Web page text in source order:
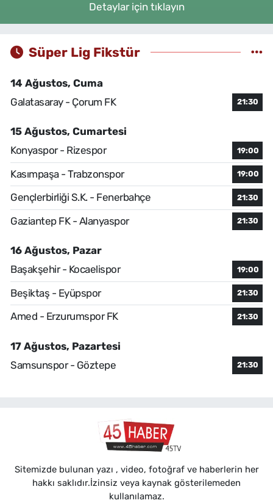
Detaylar için tıklayın
Süper Lig Fikstür
14 Ağustos, Cuma
Galatasaray - Çorum FK
21:30
15 Ağustos, Cumartesi
Konyaspor - Rizespor
19:00
Kasımpaşa - Trabzonspor 19:00
Gençlerbirliği S.K. - Fenerbahçe 21:30
Gaziantep FK - Alanyaspor 21:30
16 Ağustos, Pazar
Başakşehir - Kocaelispor
19:00
Beşiktaş - Eyüpspor 21:30
Amed - Erzurumspor FK 21:30
17 Ağustos, Pazartesi
Samsunspor - Göztepe
21:30
Sitemizde bulunan yazı , video, fotoğraf ve haberlerin her
hakkı saklıdır.İzinsiz veya kaynak gösterilemeden
kullanılamaz.